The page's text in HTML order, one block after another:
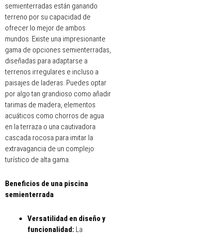
semienterradas están ganando
terreno por su capacidad de
ofrecer lo mejor de ambos
mundos. Existe una impresionante
gama de opciones semienterradas,
diseñadas para adaptarse a
terrenos irregulares e incluso a
paisajes de laderas. Puedes optar
por algo tan grandioso como añadir
tarimas de madera, elementos
acuáticos como chorros de agua
en la terraza o una cautivadora
cascada rocosa para imitar la
extravagancia de un complejo
turístico de alta gama.
Beneficios de una piscina
semienterrada
Versatilidad en diseño y
funcionalidad: La